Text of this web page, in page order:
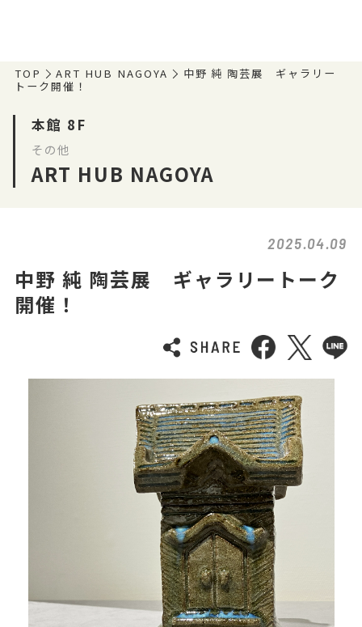
TOP ART HUB NAGOYA
中野 純 陶芸展 ギャラリー
トーク開催！
本館 8F
その他
ART HUB NAGOYA
2025.04.09
中野 純 陶芸展 ギャラリートーク
開催！